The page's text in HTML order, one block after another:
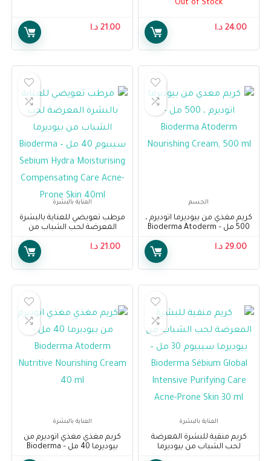
Out of Stock
24.00 د.ا 21.00 د.ا
الجسم
كريم مغذي من بيوديرما اتوديرم ،
500 مل – Bioderma Atoderm
29.00 د.ا
العناية بالبشرة
مرطب تعويضي للعناية بالبشرة
المعرضة لحب الشباب من
Bioderma Sebium Hydra
Moisturising Compensating
21.00 د.ا
العناية بالبشرة
كريم منقية للبشرة المعرضة
لحب الشباب من بيوديرما
العناية بالبشرة
كريم مغذي مغذي اتوديرم من
بيوديرما 40 مل – Bioderma